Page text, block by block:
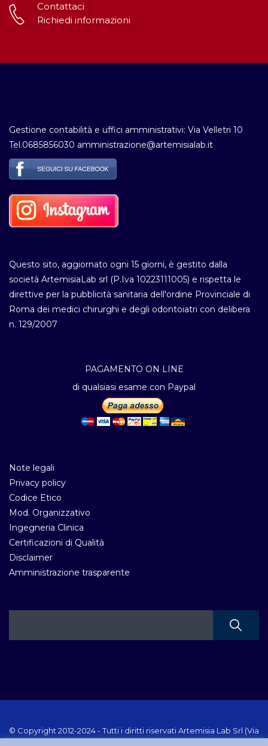
Contattaci
Richiedi informazioni
Gestione contabilità e uffici amministrativi: Via Velletri 10
Tel.0685856030 amministrazione@artemisialab.it
Questo sito, aggiornato ogni 15 giorni, è gestito dalla
società ArtemisiaLab srl (P.Iva 10223111005) e rispetta le
direttive per la pubblicità sanitaria dell'ordine Provinciale di
Roma dei medici chirurghi e degli odontoiatri con delibera
n. 129/2007
PAGAMENTO ON LINE
di qualsiasi esame con Paypal
Note legali
Privacy policy
Codice Etico
Mod. Organizzativo
Ingegneria Clinica
Certificazioni di Qualità
Disclaimer
Amministrazione trasparente
© Copyright 2012-2024 - Tutti i diritti riservati Artemisia Lab Srl (Via